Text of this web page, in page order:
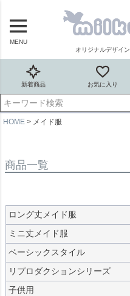
MENU
オリジナルデザイ
新着商品 お気に入り
HOME メイド服
商品一覧
ロング丈メイド服
ミニ丈メイド服
ベーシックスタイル
リプロダクションシリーズ
子供用